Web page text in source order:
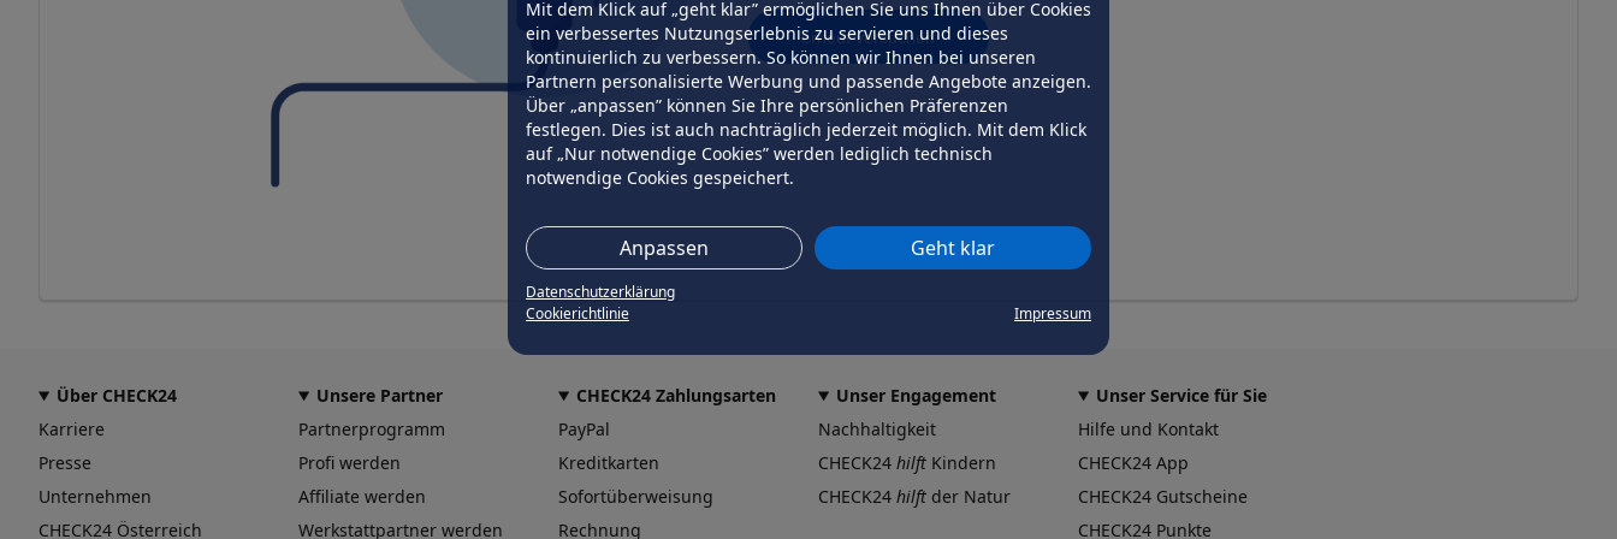
Mit dem Klick auf „geht klar” ermöglichen Sie uns Ihnen über Cookies
ein verbessertes Nutzungserlebnis zu servieren und dieses
kontinuierlich zu verbessern. So können wir Ihnen bei unseren
Partnern personalisierte Werbung und passende Angebote anzeigen.
Über „anpassen” können Sie Ihre persönlichen Präferenzen
festlegen. Dies ist auch nachträglich jederzeit möglich. Mit dem Klick
auf „Nur notwendige Cookies” werden lediglich technisch
notwendige Cookies gespeichert.
Anpassen Geht klar
Datenschutzerklärung
Cookierichtlinie
Impressum
erneut versuchen
Über CHECK24
Karriere
Presse
Unternehmen
CHECK24 Österreich
Unsere Partner
Partnerprogramm
Profi werden
Affiliate werden
Werkstattpartner werden
CHECK24 Zahlungsarten
PayPal
Kreditkarten
Sofortüberweisung
Rechnung
Unser Engagement
Nachhaltigkeit
CHECK24 hilft Kindern
CHECK24 hilft der Natur
Unser Service für Sie
Hilfe und Kontakt
CHECK24 App
CHECK24 Gutscheine
CHECK24 Punkte